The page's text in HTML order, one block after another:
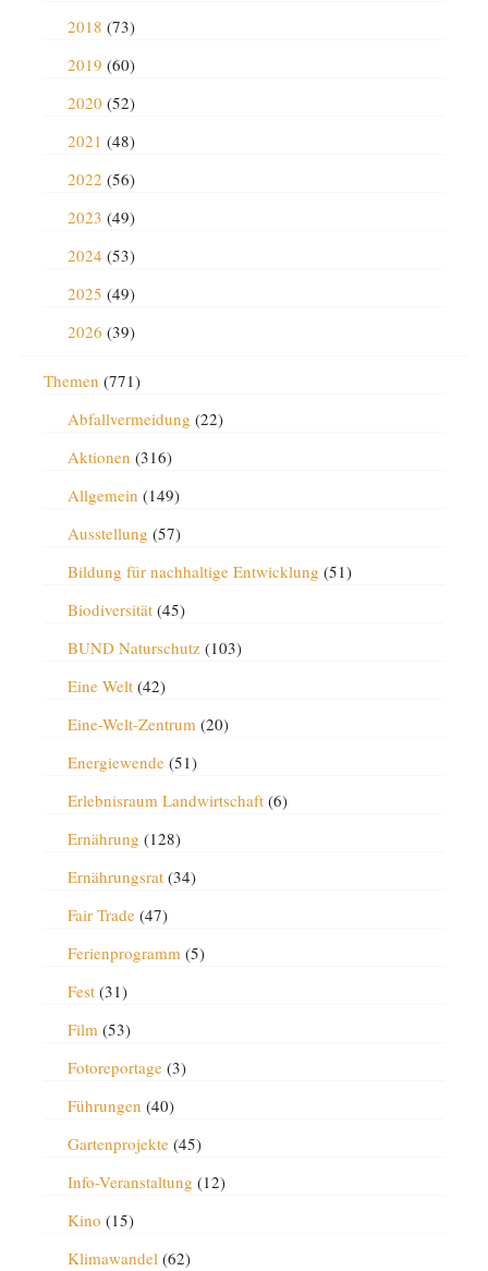
2018 (73)
2019 (60)
2020 (52)
2021 (48)
2022 (56)
2023 (49)
2024 (53)
2025 (49)
2026 (39)
Themen (771)
Abfallvermeidung (22)
Aktionen (316)
Allgemein (149)
Ausstellung (57)
Bildung für nachhaltige Entwicklung (51)
Biodiversität(45)
BUND Naturschutz(103)
Eine Welt(42)
Eine-Welt-Zentrum (20)
Energiewende(51)
Erlebnisraum Landwirtschaft(6)
Ernährung (128)
Ernährungsrat(34)
Fair Trade(47)
Ferienprogramm (5)
Fest(31)
Film (53)
Fotoreportage(3)
Führungen (40)
Gartenprojekte(45)
Info-Veranstaltung (12)
Kino (15)
Klimawandel (62)